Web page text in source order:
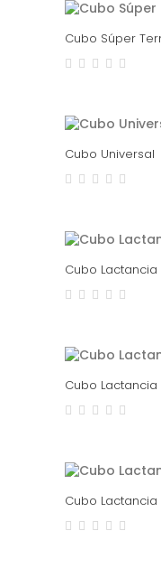
Cubo Súper
Cubo Universal
Cubo Lactancia
Cubo
Cubo Lactancia